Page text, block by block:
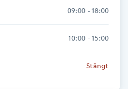
09:00 - 18:00
10:00 - 15:00
Stängt